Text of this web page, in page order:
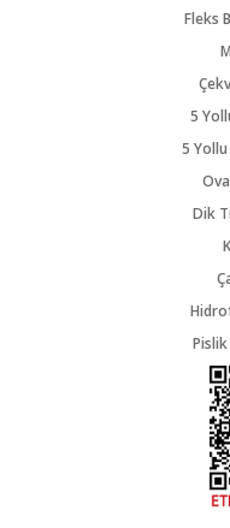
Fleks
5
5
Dik